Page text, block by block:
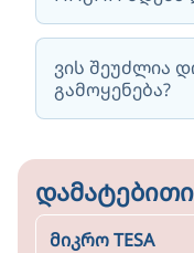
ვის შეუძლია
გამოყენება?
მიკრო TESA